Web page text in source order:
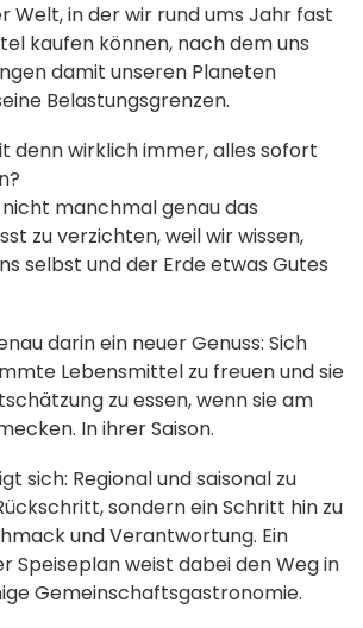
Welt, in der wir rund ums Jahr fast
kaufen können, nach dem uns
damit unseren Planeten
Belastungsgrenzen.
denn wirklich immer, alles sofort
manchmal genau das
zu verzichten, weil wir wissen,
selbst und der Erde etwas Gutes
darin ein neuer Genuss: Sich
Lebensmittel zu freuen und sie
zu essen, wenn sie am
In ihrer Saison.
sich: Regional und saisonal zu
sondern ein Schritt hin zu
und Verantwortung. Ein
Speiseplan weist dabei den Weg in
Gemeinschaftsgastronomie.